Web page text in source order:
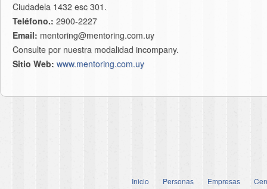
Ciudadela 1432 esc 301.
Teléfono.: 2900-2227
Email: mentoring@mentoring.com.uy
Consulte por nuestra modalidad incompany.
Sitio Web: www.mentoring.com.uy
Inicio Personas Empresas